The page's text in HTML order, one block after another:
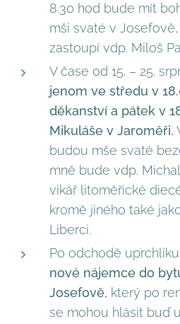
8.30 hod bude mít
mši svaté v
zastoupí vdp. Miloš
V čase od 15. – 25.
jenom ve středu v
děkanství a pátek v
Mikuláše v Jaroměři.
budou mše svaté
mně bude vdp.
vikář litoměřické
kromě jiného také
Liberci.
Po odchodě
nové nájemce do
Josefově, který po
se mohou hlásit buď